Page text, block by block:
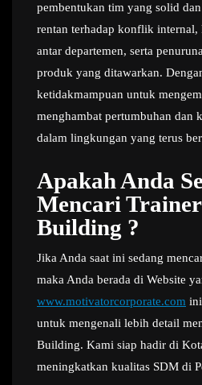
pembentukan tim yang solid
rentan terhadap konflik internal,
antar departemen, serta
produk yang ditawarkan.
ketidakmampuan untuk
menghambat pertumbuhan dan
dalam lingkungan yang terus
Apakah Anda
Mencari Trainer
Building ?
Jika Anda saat ini sedang
maka Anda berada di Website
www.motivatorcorporate.com
untuk mengenali lebih detail
Building. Kami siap hadir di
meningkatkan kualitas SDM di